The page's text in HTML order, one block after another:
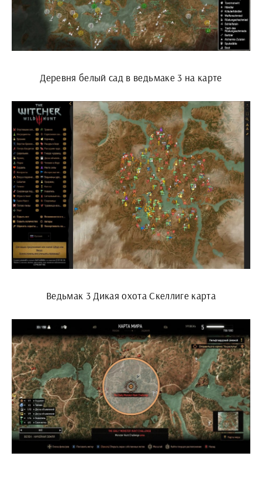
Деревня белый сад в ведьмаке 3 на карте
Ведьмак 3 Дикая охота Скеллиге карта